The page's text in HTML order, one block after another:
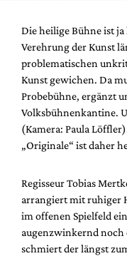
Die heilige Bühne ist
Verehrung der Kunst
problematischen
Kunst gewichen. Da
Probebühne, ergänzt
Volksbühnenkantine.
(Kamera: Paula
„Originale“ ist daher
Regisseur Tobias
arrangiert mit ruhiger
im offenen Spielfeld
augenzwinkernd noch
schmiert der längst